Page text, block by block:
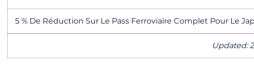
5 % De Réduction Sur Le Pass Ferroviaire Complet Pour Le
Updated: